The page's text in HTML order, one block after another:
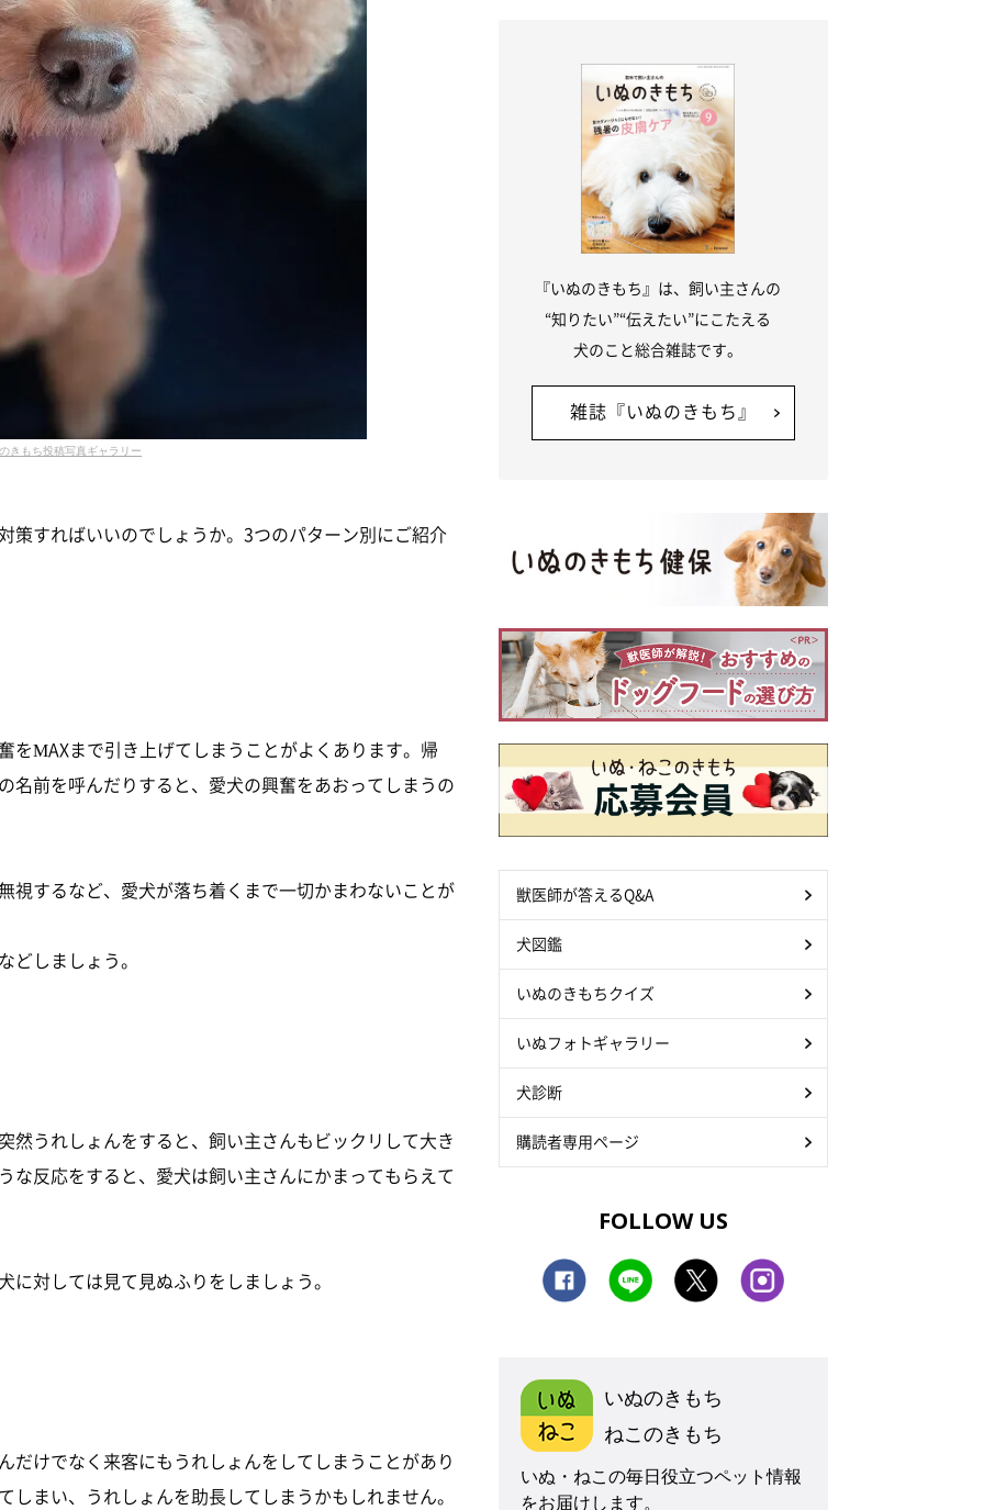
きもち投稿写真ギャラリー
策すればいいのでしょうか。3つのパターン別にご紹介
をMAXまで引き上げてしまうことがよくあります。帰
名前を呼んだりすると、愛犬の興奮をあおってしまうの
視するなど、愛犬が落ち着くまで一切かまわないことが
どしましょう。
然うれしょんをすると、飼い主さんもビックリして大き
な反応をすると、愛犬は飼い主さんにかまってもらえて
対しては見て見ぬふりをしましょう。
だけでなく来客にもうれしょんをしてしまうことがあり
まい、うれしょんを助長してしまうかもしれません。
『いぬのきもち』は、飼い主さんの
“知りたい”“伝えたい”にこたえる
犬のこと総合雑誌です。
雑誌『いぬのきもち』
獣医師が答えるQ&A
犬図鑑
いぬのきもちクイズ
いぬフォトギャラリー
犬診断
購読者専用ページ
FOLLOW US
いぬのきもち
ねこのきもち
いぬ・ねこの毎日役立つペット情報
をお届けします。